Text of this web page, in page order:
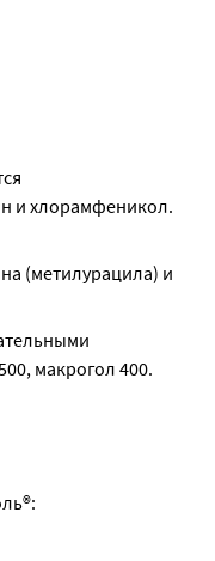
и хлорамфеникол.
(метилурацила) и
макрогол 400.